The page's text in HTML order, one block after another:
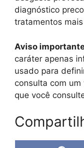
diagnóstico
tratamentos
Aviso
caráter apenas
usado para
consulta com
que você